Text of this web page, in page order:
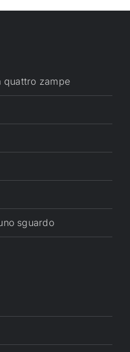
quattro zampe
sguardo